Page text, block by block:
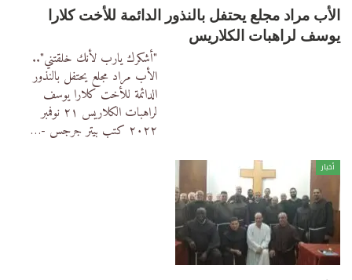
الأب مراد مجلع يحتفل بالنذور الدائمة للأخت كلارا
يوسف لراهبات الكلاريس
"أشكرك يارب لأنك خلقتني"..
الأب مراد مجلع يحتفل بالنذور
الدائمة للأخت كلارا يوسف
لراهبات الكلاريس
٢١ نوفمبر
٢٠٢٢ كتب بيتر جرجس -…
أخبار